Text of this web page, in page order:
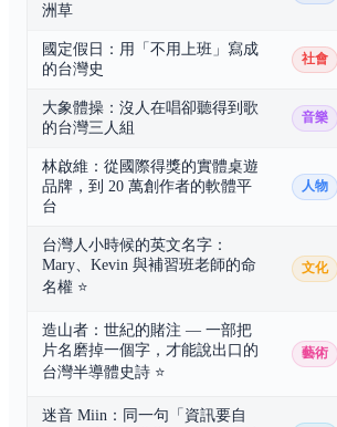
洲草
國定假日：用「不用上班」寫成
的台灣史
社會
大象體操：沒人在唱卻聽得到歌
的台灣三人組
音樂
林啟維：從國際得獎的實體桌遊
品牌，到 20 萬創作者的軟體平
台
人物
台灣人小時候的英文名字：
Mary、Kevin 與補習班老師的命
名權⭐
文化
造山者：世紀的賭注 — 一部把
片名磨掉一個字，才能說出口的
台灣半導體史詩⭐
藝術
迷音 Miin：同一句「資訊要自